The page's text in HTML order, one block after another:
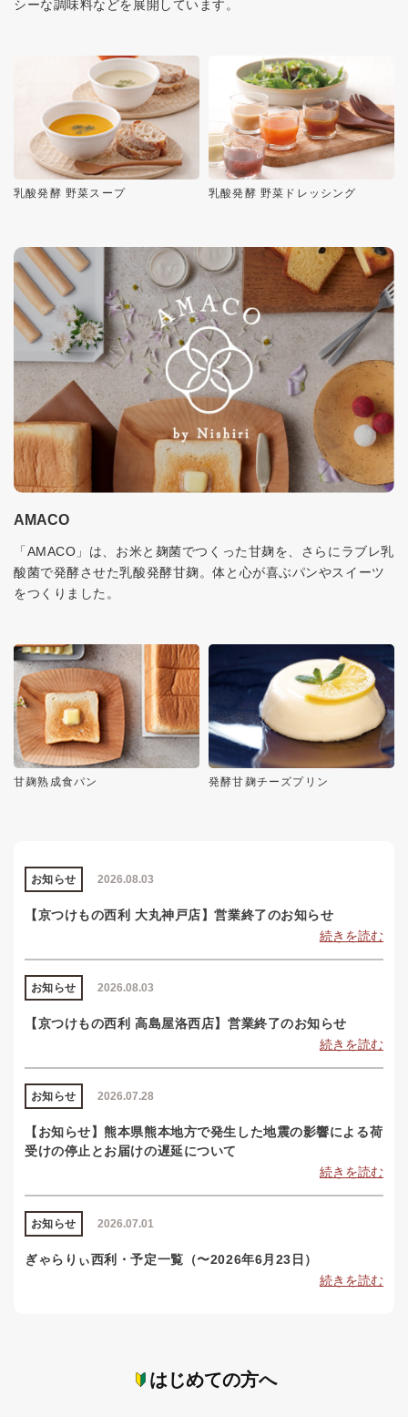
シーな調味料などを展開しています。
乳酸発酵 野菜スープ 乳酸発酵 野菜ドレッシング
AMACO
「AMACO」は、お米と麹菌でつくった甘麹を、さらにラブレ乳
酸菌で発酵させた乳酸発酵甘麹。体と心が喜ぶパンやスイーツ
をつくりました。
甘麹熟成食パン 発酵甘麹チーズプリン
2026.08.03
お知らせ
【京つけもの西利 大丸神戸店】営業終了のお知らせ
続きを読む
2026.08.03
お知らせ
【京つけもの西利 高島屋洛西店】営業終了のお知らせ
続きを読む
2026.07.28
お知らせ
【お知らせ】熊本県熊本地方で発生した地震の影響による荷
受けの停止とお届けの遅延について
続きを読む
2026.07.01
お知らせ
ぎゃらりぃ西利・予定一覧（〜2026年6月23日）
続きを読む
はじめての方へ